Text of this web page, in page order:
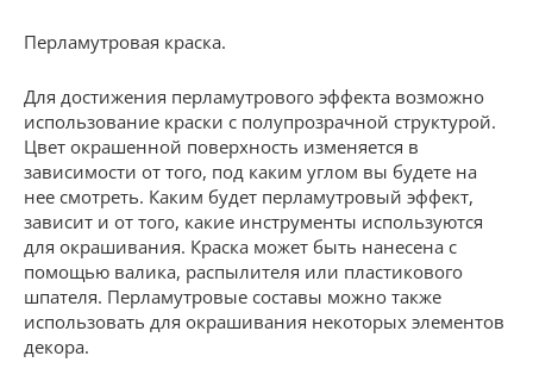
Перламутровая краска.
Для достижения перламутрового эффекта возможно
использование краски с полупрозрачной структурой.
Цвет окрашенной поверхность изменяется в
зависимости от того, под каким углом вы будете на
нее смотреть. Каким будет перламутровый эффект,
зависит и от того, какие инструменты используются
для окрашивания. Краска может быть нанесена с
помощью валика, распылителя или пластикового
шпателя. Перламутровые составы можно также
использовать для окрашивания некоторых элементов
декора.